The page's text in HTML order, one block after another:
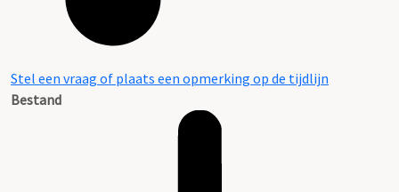
Stel een vraag of plaats een opmerking op de tijdlijn
Bestand